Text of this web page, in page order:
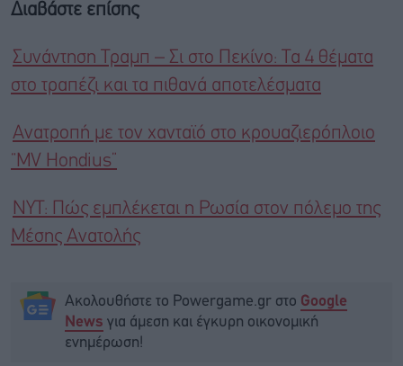
Διαβάστε επίσης
Συνάντηση Τραμπ – Σι στο Πεκίνο: Τα 4 θέματα
στο τραπέζι και τα πιθανά αποτελέσματα
Ανατροπή με τον χανταϊό στο κρουαζιερόπλοιο
“MV Hondius”
NYT: Πώς εμπλέκεται η Ρωσία στον πόλεμο της
Μέσης Ανατολής
Ακολουθήστε το Powergame.gr στο Google
News για άμεση και έγκυρη οικονομική
ενημέρωση!